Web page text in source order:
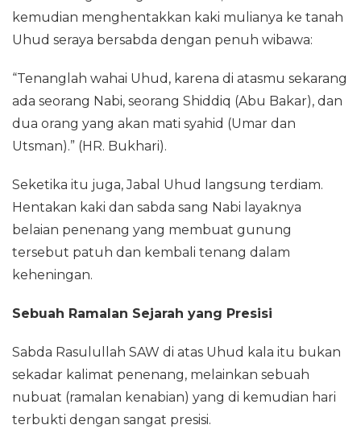
kemudian menghentakkan kaki mulianya ke tanah
Uhud seraya bersabda dengan penuh wibawa:
“Tenanglah wahai Uhud, karena di atasmu sekarang
ada seorang Nabi, seorang Shiddiq (Abu Bakar), dan
dua orang yang akan mati syahid (Umar dan
Utsman).” (HR. Bukhari).
Seketika itu juga, Jabal Uhud langsung terdiam.
Hentakan kaki dan sabda sang Nabi layaknya
belaian penenang yang membuat gunung
tersebut patuh dan kembali tenang dalam
keheningan.
Sebuah Ramalan Sejarah yang Presisi
Sabda Rasulullah SAW di atas Uhud kala itu bukan
sekadar kalimat penenang, melainkan sebuah
nubuat (ramalan kenabian) yang di kemudian hari
terbukti dengan sangat presisi.